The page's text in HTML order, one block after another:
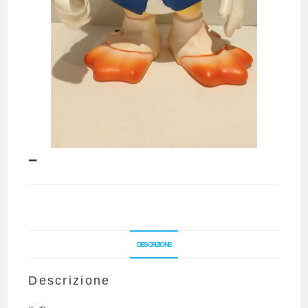
–
DESCRIZIONE
Descrizione